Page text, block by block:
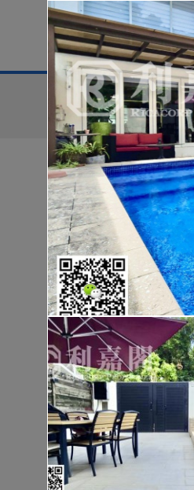
地區
搜尋條件: 售盤
黃金置頂
華樂豪庭
大埔 大埔頭村
建築 1400呎@$9,500
實用 --
置頂